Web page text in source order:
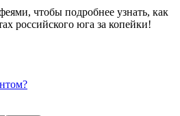
чтобы подробнее узнать, как
российского юга за копейки!